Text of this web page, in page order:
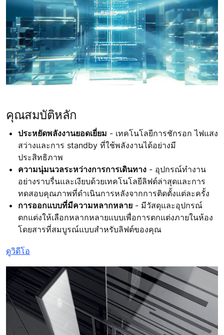
คุณสมบัติหลัก
ประหยัดพลังงานยอดเยี่ยม - เทคโนโลยีการชักรอก ไฟแสง
สว่างและการ standby ที่ใช้พลังงานได้อย่างมี
ประสิทธิภาพ
ความนุ่มนวลระหว่างการการเดินทาง - อุปกรณ์ทำงาน
อย่างราบรื่นและเงียบด้วยเทคโนโลยีลิฟต์ล่าสุดและการ
ทดสอบคุณภาพที่ดำเนินการหลังจากการติดตั้งแต่ละครั้ง
การออกแบบที่มีความหลากหลาย - มีวัสดุและอุปกรณ์
ตกแต่งให้เลือกหลากหลายแบบเพื่อการตกแต่งภายในห้อง
โดยสารที่สมบูรณ์แบบสำหรับลิฟต์ของคุณ
ดูวิดีโอ